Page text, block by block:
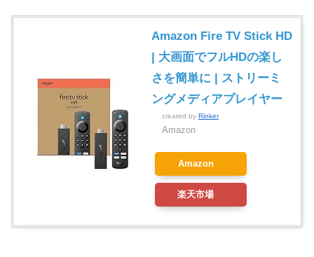
Amazon Fire TV Stick HD
| 大画面でフルHDの楽し
さを簡単に | ストリーミ
ングメディアプレイヤー
created by Rinker
Amazon
Amazon
楽天市場